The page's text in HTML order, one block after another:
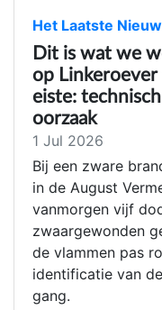
Het Laatste
Dit is wat we
op Linkeroever
eiste:
oorzaak
1 Jul 2026
Bij een zware
in de August
vanmorgen vijf
zwaargewonden
de vlammen pas
identificatie van
gang.